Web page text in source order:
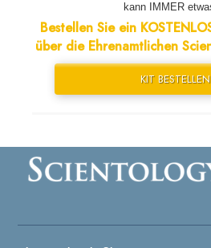
kann IMMER
Bestellen Sie ein
über die Ehrenamtlichen
KIT